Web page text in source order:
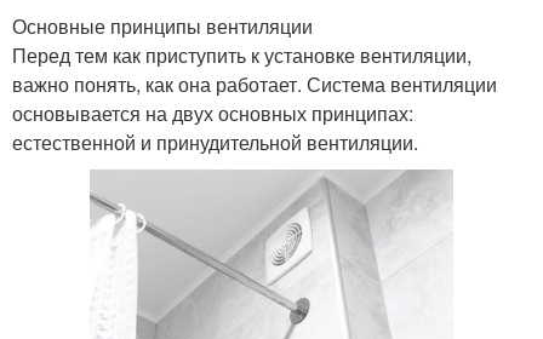
Основные принципы вентиляции
Перед тем как приступить к установке вентиляции,
важно понять, как она работает. Система вентиляции
основывается на двух основных принципах:
естественной и принудительной вентиляции.